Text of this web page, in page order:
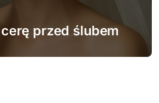
przed ślubem